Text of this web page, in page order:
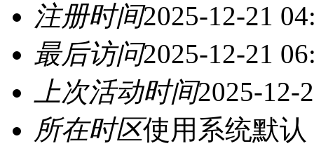
注册时间2025-12-21
最后访问2025-12-21
上次活动时间2025-12-
所在时区使用系统默认